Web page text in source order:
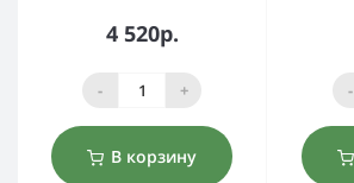
4 520р.
- +
В корзину
-